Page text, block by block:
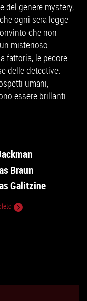
del genere mystery,
ogni sera legge
che non
misterioso
fattoria, le pecore
delle detective.
umani,
essere brillanti
Braun
Galitzine